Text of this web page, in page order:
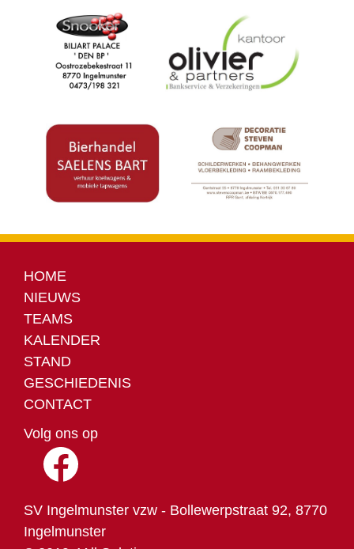
HOME
NIEUWS
TEAMS
KALENDER
STAND
GESCHIEDENIS
CONTACT
Volg ons op
SV Ingelmunster vzw - Bollewerpstraat 92, 8770
Ingelmunster